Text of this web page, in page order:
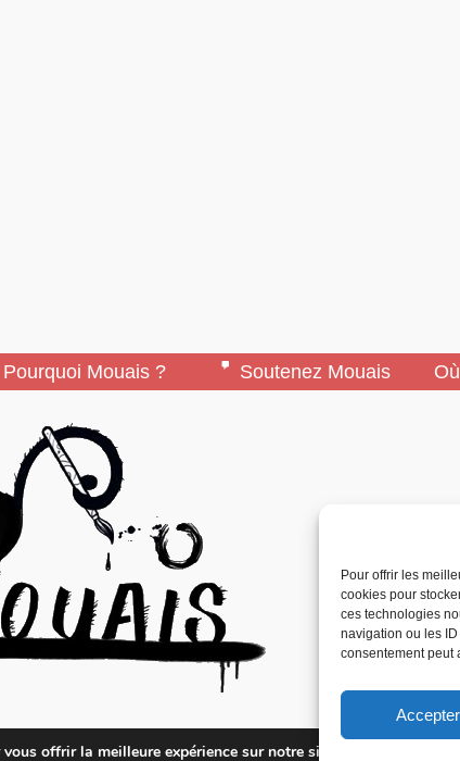
Pour offrir les
cookies pour
ces technologies
navigation ou les
consentement peut
Accepter
Pourquoi Mouais ? Soutenez Mouais
ARMA, Association Pour la
offrir la meilleure expérience sur notre site.